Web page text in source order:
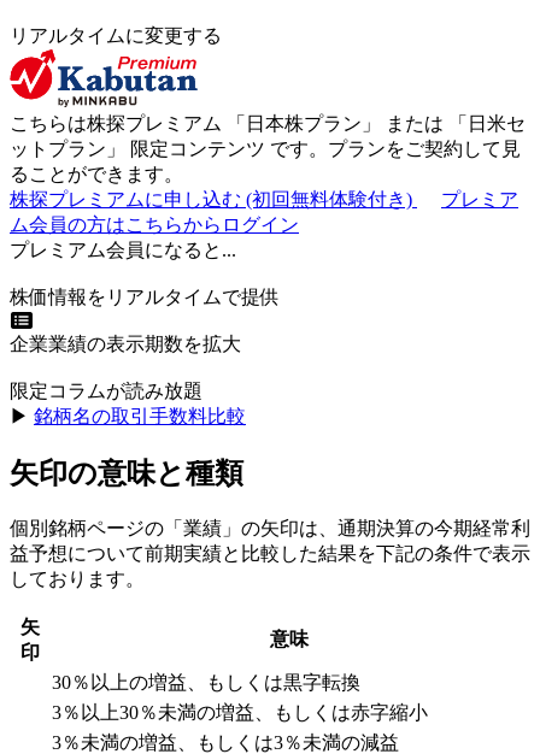
リアルタイムに変更する
こちらは株探プレミアム 「 日本株プラン 」 または 「 日米セ
ットプラン 」 限定コンテンツ です。プランをご契約して見
ることができます。
株探プレミアムに申し込む (初回無料体験付き)
プレミア
ム会員の方はこちらからログイン
プレミアム会員になると...
株価情報をリアルタイムで提供
企業業績の表示期数を拡大
限定コラムが読み放題
▶︎ 銘柄名の取引手数料比較
矢印の意味と種類
個別銘柄ページの「業績」の矢印は、通期決算の今期経常利
益予想について前期実績と比較した結果を下記の条件で表示
しております。
矢
印
意味
30％以上の増益、もしくは黒字転換
3％以上30％未満の増益、もしくは赤字縮小
3％未満の増益、もしくは3％未満の減益